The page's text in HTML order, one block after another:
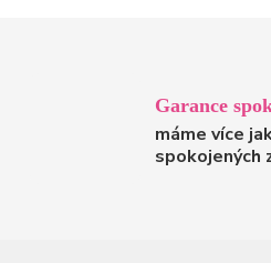
Garance
máme více
spokojených